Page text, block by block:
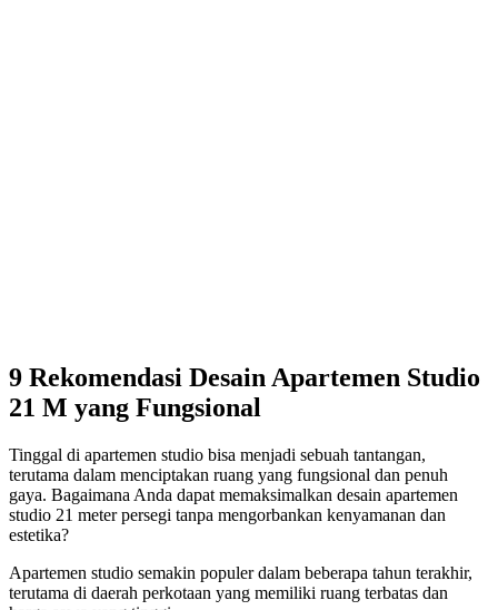
9 Rekomendasi Desain Apartemen Studio
21 M yang Fungsional
Tinggal di apartemen studio bisa menjadi sebuah tantangan,
terutama dalam menciptakan ruang yang fungsional dan penuh
gaya. Bagaimana Anda dapat memaksimalkan desain apartemen
studio 21 meter persegi tanpa mengorbankan kenyamanan dan
estetika?
Apartemen studio semakin populer dalam beberapa tahun terakhir,
terutama di daerah perkotaan yang memiliki ruang terbatas dan